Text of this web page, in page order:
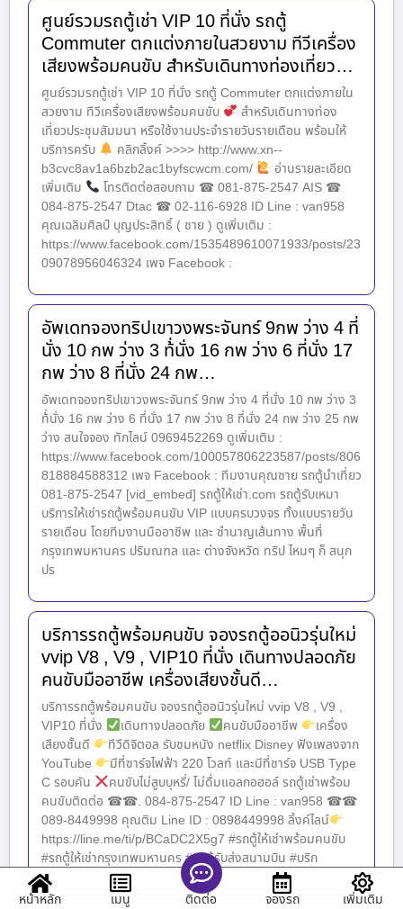
ศูนย์รวมรถตู้เช่า VIP 10 ที่นั่ง รถตู้
Commuter ตกแต่งภายในสวยงาม ทีวีเครื่อง
เสียงพร้อมคนขับ สำหรับเดินทางท่องเที่ยว…
ศูนย์รวมรถตู้เช่า VIP 10 ที่นั่ง รถตู้ Commuter ตกแต่งภายใน
สวยงาม ทีวีเครื่องเสียงพร้อมคนขับ
สำหรับเดินทางท่อง
เที่ยวประชุมสัมมนา หรือใช้งานประจำรายวันรายเดือน พร้อมให้
บริการครับ
คลิกลิ้งค์ >>>> http://www.xn--
b3cvc8av1a6bzb2ac1byfscwcm.com/
อ่านรายละเอียด
เพิ่มเติม
โทรติดต่อสอบถาม ☎ 081-875-2547 AIS ☎
084-875-2547 Dtac ☎ 02-116-6928 ID Line : van958
คุณเฉลิมศิลป์ บุญประสิทธิ์ ( ชาย ) ดูเพิ่มเติม :
https://www.facebook.com/1535489610071933/posts/23
09078956046324 เพจ Facebook :
อัพเดทจองทริปเขาวงพระจันทร์ 9กพ ว่าง 4 ที่
นั่ง 10 กพ ว่าง 3 ท้่นั่ง 16 กพ ว่าง 6 ที่นั่ง 17
กพ ว่าง 8 ที่นั่ง 24 กพ…
อัพเดทจองทริปเขาวงพระจันทร์ 9กพ ว่าง 4 ที่นั่ง 10 กพ ว่าง 3
ท้่นั่ง 16 กพ ว่าง 6 ที่นั่ง 17 กพ ว่าง 8 ที่นั่ง 24 กพ ว่าง 25 กพ
ว่าง สนใจจอง ทักไลน์ 0969452269 ดูเพิ่มเติม :
https://www.facebook.com/100057806223587/posts/806
818884588312 เพจ Facebook : ทีมงานคุณชาย รถตู้นำเที่ยว
081-875-2547 [vid_embed] รถตู้ให้เช่า.com รถตู้รับเหมา
บริการให้เช่ารถตู้พร้อมคนขับ VIP แบบครบวงจร ทั้งแบบรายวัน
รายเดือน โดยทีมงานมืออาชีพ และ ชำนาญเส้นทาง พื้นที่
กรุงเทพมหานคร ปริมณฑล และ ต่างจังหวัด ทริป ไหนๆ ก็ สนุก
ปร
บริการรถตู้พร้อมคนขับ จองรถตู้ออนิวรุ่นใหม่
vvip V8 , V9 , VIP10 ที่นั่ง เดินทางปลอดภัย
คนขับมืออาชีพ เครื่องเสียงชั้นดี…
บริการรถตู้พร้อมคนขับ จองรถตู้ออนิวรุ่นใหม่ vvip V8 , V9 ,
VIP10 ที่นั่ง
เดินทางปลอดภัย คนขับมืออาชีพ
เครื่อง
เสียงชั้นดี
ทีวีดิจิตอล รับชมหนัง netflix Disney ฟังเพลงจาก
YouTube
มีที่ชาร์จไฟฟ้า 220 โวลท์ และมีที่ชาร์จ USB Type
C รอบคัน
คนขับไม่สูบบุหรี่/ ไม่ดื่มแอลกอฮอล์ รถตู้เช่าพร้อม
คนขับติดต่อ ☎☎. 084-875-2547 ID Line : van958 ☎☎
089-8449998 คุณติม Line ID : 0898449998 ลิ้งค์ไลน์
https://line.me/ti/p/BCaDC2X5g7 #รถตู้ให้เช่าพร้อมคนขับ
#รถตู้ให้เช่ากรุงเทพมหานคร #รถตู้รับส่งสนามบิน #บริก
หน้าหลัก เมนู ติดต่อ จองรถ เพิ่มเติม